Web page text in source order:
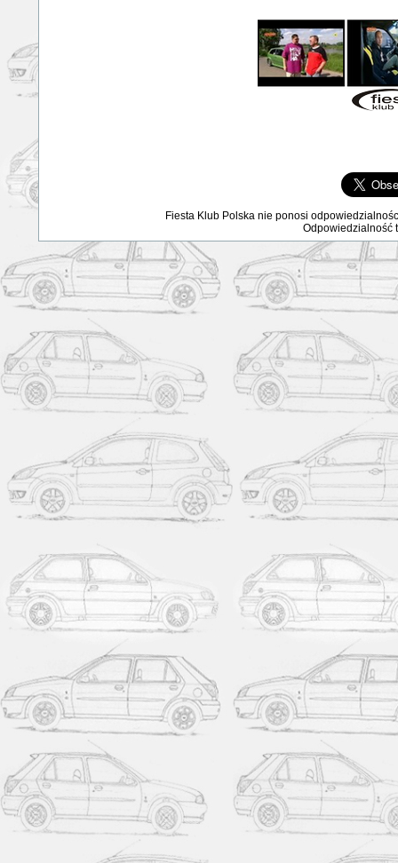
Fiesta Klub Polska nie ponosi
Odpowiedzialność